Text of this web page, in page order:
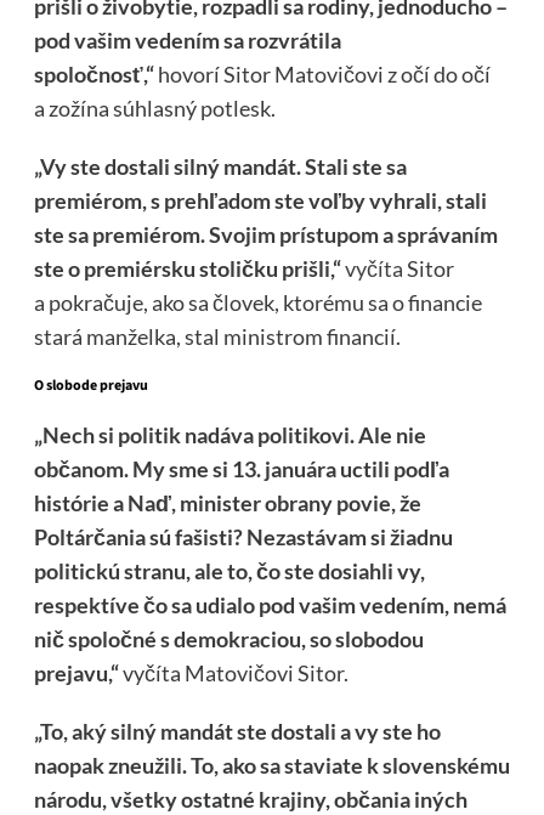
prišli o živobytie, rozpadli sa rodiny, jednoducho –
pod vašim vedením sa rozvrátila
spoločnosť,“hovorí Sitor Matovičovi z očí do očí
a zožína súhlasný potlesk.
„Vy ste dostali silný mandát. Stali ste sa
premiérom, s prehľadom ste voľby vyhrali, stali
ste sa premiérom. Svojim prístupom a správaním
ste o premiérsku stoličku prišli,“vyčítaSitor
a pokračuje, ako sa človek, ktorému sa o financie
stará manželka, stal ministrom financií.
O slobode prejavu
„Nech si politik nadáva politikovi. Ale nie
občanom. My sme si 13. januára uctili podľa
histórie a Naď, minister obrany povie, že
Poltárčania sú fašisti? Nezastávam si žiadnu
politickú stranu, ale to, čo ste dosiahli vy,
respektíve čo sa udialo pod vašim vedením, nemá
nič spoločné s demokraciou, so slobodou
prejavu,“vyčíta Matovičovi Sitor.
„To, aký silný mandát ste dostali a vy ste ho
naopak zneužili. To, ako sa staviate k slovenskému
národu, všetky ostatné krajiny, občania iných